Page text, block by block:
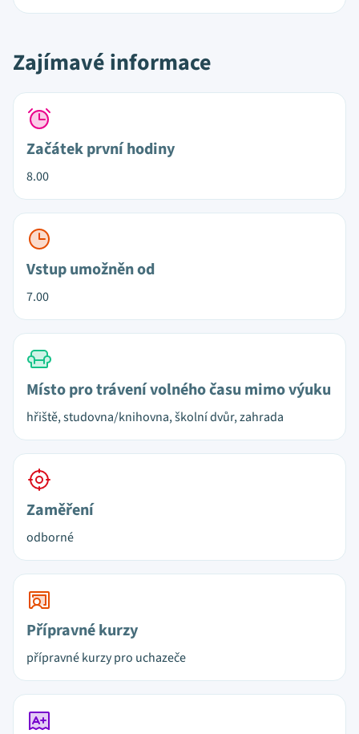
Zajímavé informace
Začátek první hodiny
8.00
Vstup umožněn od
7.00
Místo pro trávení volného času mimo výuku
hřiště, studovna/knihovna, školní dvůr, zahrada
Zaměření
odborné
Přípravné kurzy
přípravné kurzy pro uchazeče